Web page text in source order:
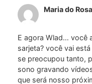
Maria do
E agora Wlad… você
sarjeta? você vai
se preocupou tanto,
sono gravando
que será nosso